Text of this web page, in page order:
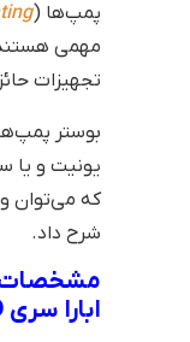
پمپ‌ها (
مهمی هستند
تجهیزات
بوستر
یونیت و
که می‌توان
شرح داد.
مشخصات
ابارا سری FFBMD: